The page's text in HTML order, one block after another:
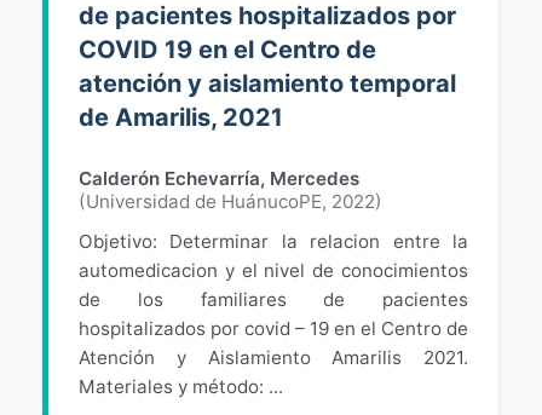
de pacientes hospitalizados por
COVID 19 en el Centro de
atención y aislamiento temporal
de Amarilis, 2021
Calderón Echevarría, Mercedes
(Universidad de HuánucoPE, 2022)
Objetivo: Determinar la relacion entre la
automedicacion y el nivel de conocimientos
de los familiares de pacientes
hospitalizados por covid – 19 en el Centro de
Atención y Aislamiento Amarilis 2021.
Materiales y método: ...